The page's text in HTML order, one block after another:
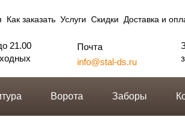
Как заказать Услуги Скидки Доставка и
21.00
Почта
info@stal-ds.ru
Ворота Заборы